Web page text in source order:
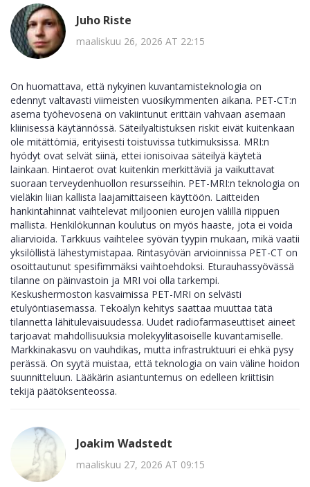
Juho Riste
maaliskuu 26, 2026 AT 22:15
On huomattava, että nykyinen kuvantamisteknologia on
edennyt valtavasti viimeisten vuosikymmenten aikana. PET-CT:n
asema työhevosenä on vakiintunut erittäin vahvaan asemaan
kliinisessä käytännössä. Säteilyaltistuksen riskit eivät kuitenkaan
ole mitättömiä, erityisesti toistuvissa tutkimuksissa. MRI:n
hyödyt ovat selvät siinä, ettei ionisoivaa säteilyä käytetä
lainkaan. Hintaerot ovat kuitenkin merkittäviä ja vaikuttavat
suoraan terveydenhuollon resursseihin. PET-MRI:n teknologia on
vieläkin liian kallista laajamittaiseen käyttöön. Laitteiden
hankintahinnat vaihtelevat miljoonien eurojen välillä riippuen
mallista. Henkilökunnan koulutus on myös haaste, jota ei voida
aliarvioida. Tarkkuus vaihtelee syövän tyypin mukaan, mikä vaatii
yksilöllistä lähestymistapaa. Rintasyövän arvioinnissa PET-CT on
osoittautunut spesifimmäksi vaihtoehdoksi. Eturauhassyövässä
tilanne on päinvastoin ja MRI voi olla tarkempi.
Keskushermoston kasvaimissa PET-MRI on selvästi
etulyöntiasemassa. Tekoälyn kehitys saattaa muuttaa tätä
tilannetta lähitulevaisuudessa. Uudet radiofarmaseuttiset aineet
tarjoavat mahdollisuuksia molekyylitasoiselle kuvantamiselle.
Markkinakasvu on vauhdikas, mutta infrastruktuuri ei ehkä pysy
perässä. On syytä muistaa, että teknologia on vain väline hoidon
suunnitteluun. Lääkärin asiantuntemus on edelleen kriittisin
tekijä päätöksenteossa.
Joakim Wadstedt
maaliskuu 27, 2026 AT 09:15